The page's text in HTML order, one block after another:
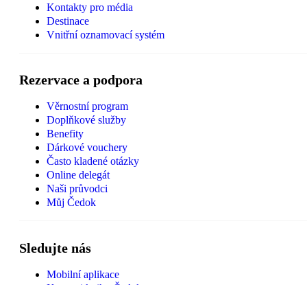
Kontakty pro média
Destinace
Vnitřní oznamovací systém
Rezervace a podpora
Věrnostní program
Doplňkové služby
Benefity
Dárkové vouchery
Často kladené otázky
Online delegát
Naši průvodci
Můj Čedok
Sledujte nás
Mobilní aplikace